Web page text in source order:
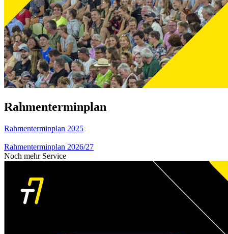
Rahmenterminplan
Rahmenterminplan 2025
Rahmenterminplan 2026/27
Noch mehr Service